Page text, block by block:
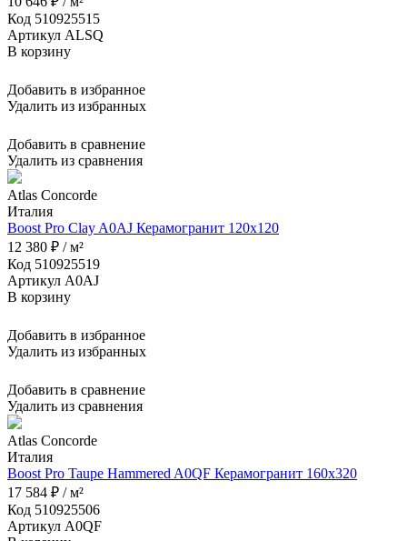
Код 510925515
Артикул ALSQ
В корзину
Добавить в избранное
Удалить из избранных
Добавить в сравнение
Удалить из сравнения
Atlas Concorde
Италия
Boost Pro Clay A0AJ Керамогранит 120x120
12 380 ₽ / м²
Код 510925519
Артикул A0AJ
В корзину
Добавить в избранное
Удалить из избранных
Добавить в сравнение
Удалить из сравнения
Atlas Concorde
Италия
Boost Pro Taupe Hammered A0QF Керамогранит 160x320
17 584 ₽ / м²
Код 510925506
Артикул A0QF